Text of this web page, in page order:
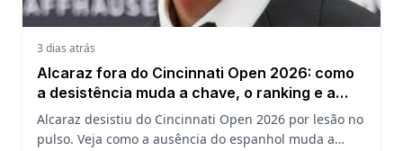
3 dias atrás
Alcaraz fora do Cincinnati Open 2026: como
a desistência muda a chave, o ranking e a
defesa do US Open
Alcaraz desistiu do Cincinnati Open 2026 por lesão no
pulso. Veja como a ausência do espanhol muda a